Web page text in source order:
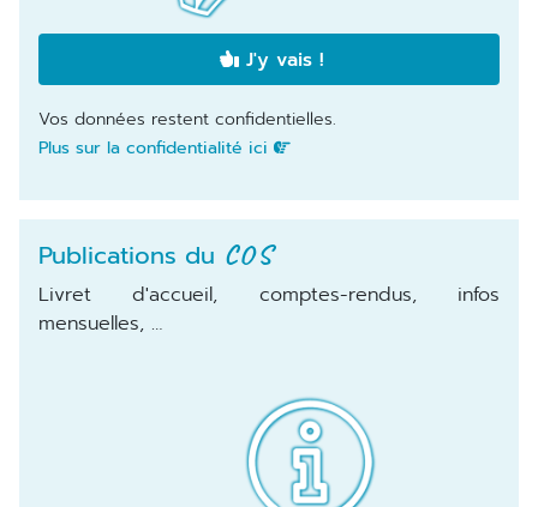
J'y vais !
Vos données restent confidentielles.
Plus sur la confidentialité ici
Publications du COS
Livret d'accueil, comptes-rendus, infos
mensuelles, …